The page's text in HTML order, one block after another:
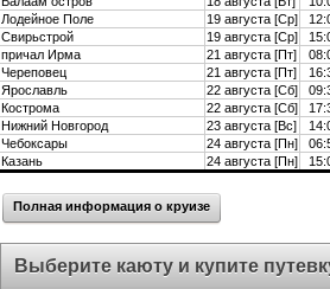
Лодейное Поле
19 августа [Ср]
Свирьстрой
19 августа [Ср]
причал Ирма
21 августа [Пт]
Череповец
21 августа [Пт]
Ярославль
22 августа [Сб]
Кострома
22 августа [Сб]
Нижний Новгород
23 августа [Вс]
Чебоксары
24 августа [Пн]
Казань
24 августа [Пн]
Полная информация о круизе
Выберите каюту и купите